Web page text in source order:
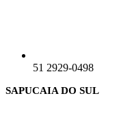
51 2929-0498
SAPUCAIA DO SUL